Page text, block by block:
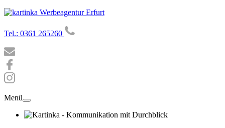
Tel.: 0361 265260
Menü